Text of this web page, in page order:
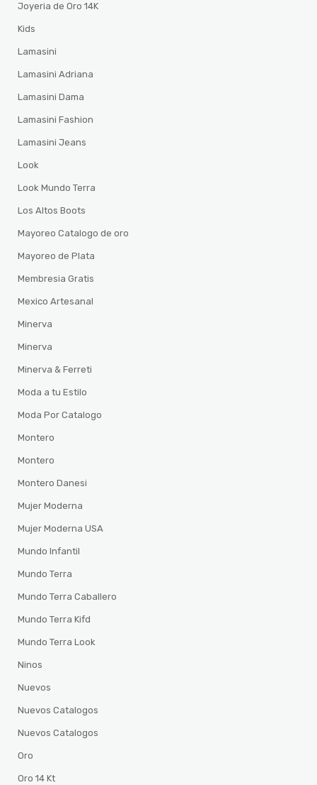
Joyeria de Oro 14K
Kids
Lamasini
Lamasini Adriana
Lamasini Dama
Lamasini Fashion
Lamasini Jeans
Look
Look Mundo Terra
Los Altos Boots
Mayoreo Catalogo de oro
Mayoreo de Plata
Membresia Gratis
Mexico Artesanal
Minerva
Minerva
Minerva & Ferreti
Moda a tu Estilo
Moda Por Catalogo
Montero
Montero
Montero Danesi
Mujer Moderna
Mujer Moderna USA
Mundo Infantil
Mundo Terra
Mundo Terra Caballero
Mundo Terra Kifd
Mundo Terra Look
Ninos
Nuevos
Nuevos Catalogos
Nuevos Catalogos
Oro
Oro 14 Kt